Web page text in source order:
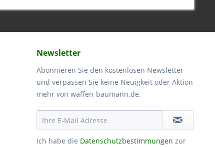
Newsletter
Abonnieren Sie den kostenlosen Newsletter
und verpassen Sie keine Neuigkeit oder Aktion
mehr von waffen-baumann.de.
Ich habe die Datenschutzbestimmungen zur